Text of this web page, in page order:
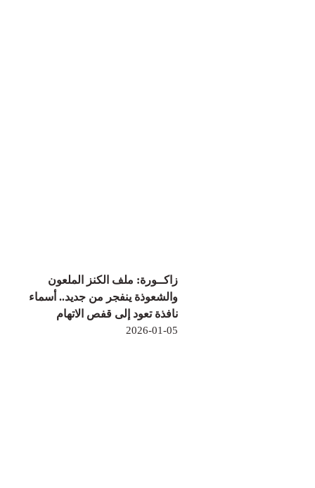
زاكــورة: ملف الكنز الملعون
والشعوذة ينفجر من جديد.. أسماء
نافذة تعود إلى قفص الاتهام
2026-01-05